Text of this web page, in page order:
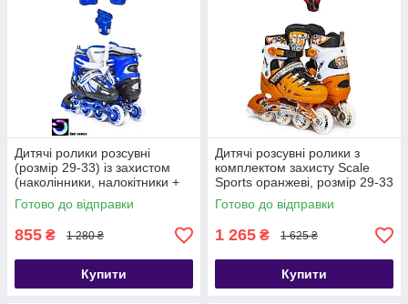
Дитячі ролики розсувні
(розмір 29-33) із захистом
(наколінники, налокітники +
захист на долоні)
Готово до відправки
855 ₴ 1 280 ₴
Купити
Дитячі розсувні ролики з
комплектом захисту Scale
Sports оранжеві, розмір 29-33
Готово до відправки
1 265 ₴ 1 625 ₴
Купити